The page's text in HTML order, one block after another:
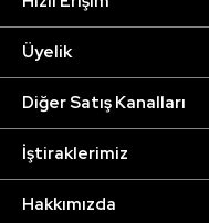
Üyelik
Diğer Satış Kanalları
İştiraklerimiz
Hakkımızda